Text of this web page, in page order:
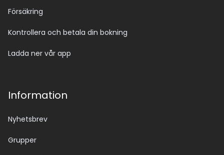
Försäkring
Kontrollera och betala din bokning
Ladda ner vår app
Information
Nyhetsbrev
Grupper